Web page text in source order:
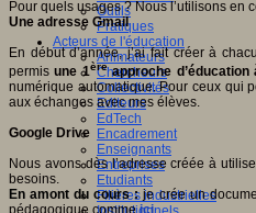
Outils
Pratiques
Acteurs de l'éducation
Animateurs
Chercheurs
Collectivités
Editeurs
EdTech
Encadrement
Enseignants
Entreprises
Etudiants
Filières industrielles
Pour quels usages ? Nous l’utilisons en
Une adresse Gmail
En début d’année, j’ai fait créer à
permisune 1èreapproche d’éducation
numérique automatique. Pour ceux qui
aux échanges avec mes élèves.
Google Drive
Nous avons dès l’adresse créée à
besoins.
En amont du cours :je crée un
pédagogique commeici